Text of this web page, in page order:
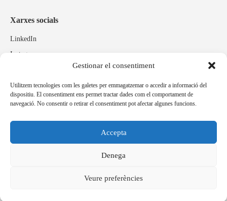
Gestionar el consentiment
Utilitzem tecnologies com les galetes per emmagatzemar o accedir a informació del
dispositiu. El consentiment ens permet tractar dades com el comportament de
navegació. No consentir o retirar el consentiment pot afectar algunes funcions.
Accepta
Denega
Veure preferències
Xarxes socials
LinkedIn
Instagram
Marques relacionades
Español